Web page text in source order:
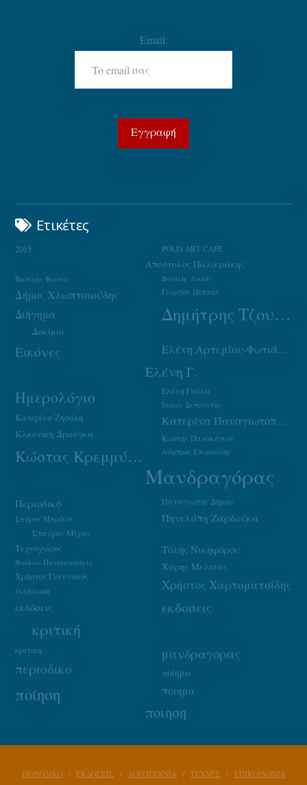
Email:
Ετικέτες
2015 POLIS ART CAFE
Απόστολος Παλιεράκης
Βασίλης Λαδάς
Βασίλης Φαϊτάς
Γιώργος Πέππας
Δήμος Χλωπτσιούδης
Δημήτρης Τζουμάκας
Διήγημα
Δοκίμιο
Εικόνες Ελένη Αρτεμίου-Φωτιάδου
Ελένη Γ.
Ελένη Γούλα
Ημερολόγιο Ιάσων Δεπούντης
Κατερίνα Ζησάκη Κατερίνα Παναγιωτοπούλου
Κλεονίκη Δρούγκα Κωστής Παπακόγκος
Κώστας Κρεμμύδας Λάμπρος Σπυριούνης
Μανδραγόρας
Παναγιώτης Δήμου
Περιοδικό
Πηνελόπη Ζαρδούκα
Σπύρος Μπρίκος
Σταύρος Μίχας
Τεχνοχώρος
Τόλης Νικηφόρου
Φαίδων Πατρικαλάκις Χάρης Μελιτάς
Χρήστος Γιαννακός
Χρήστος Χαρτοματσίδης
εκδήλωση
εκδοσεις
εκδόσεις
κριτική
κριτικη μανδραγορας
περιοδικο ποίημα
ποίηση ποιημα
ποιηση
ΠΕΡΙΟΔΙΚΟ ΕΚΔΟΣΕΙΣ ΛΟΓΟΤΕΧΝΙΑ ΤΕΧΝΕΣ ΕΠΙΚΟΙΝΩΝΙΑ